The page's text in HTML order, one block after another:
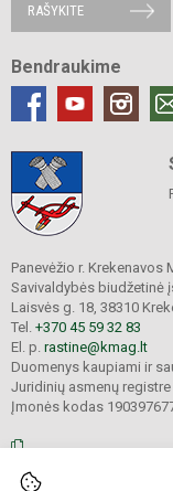
RAŠYKITE
Bendraukime
Panevėžio r.
Savivaldybės biudžetinė
Laisvės g. 18, 38310
Tel. +370 45 59 32 83
El. p. rastine@kmag.lt
Duomenys kaupiami ir
Juridinių asmenų registre
Įmonės kodas